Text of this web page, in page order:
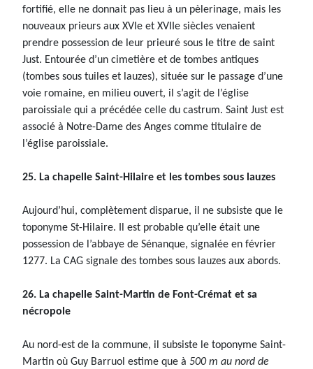
fortifié, elle ne donnait pas lieu à un pèlerinage, mais les
nouveaux prieurs aux XVIe et XVIIe siècles venaient
prendre possession de leur prieuré sous le titre de saint
Just. Entourée d’un cimetière et de tombes antiques
(tombes sous tuiles et lauzes), située sur le passage d’une
voie romaine, en milieu ouvert, il s’agit de l’église
paroissiale qui a précédée celle du castrum. Saint Just est
associé à Notre-Dame des Anges comme titulaire de
l’église paroissiale.
25. La chapelle Saint-Hilaire et les tombes sous lauzes
Aujourd’hui, complètement disparue, il ne subsiste que le
toponyme St-Hilaire. Il est probable qu’elle était une
possession de l’abbaye de Sénanque, signalée en février
1277. La CAG signale des tombes sous lauzes aux abords.
26. La chapelle Saint-Martin de Font-Crémat et sa
nécropole
Au nord-est de la commune, il subsiste le toponyme Saint-
Martin où Guy Barruol estime que à 500 m au nord de